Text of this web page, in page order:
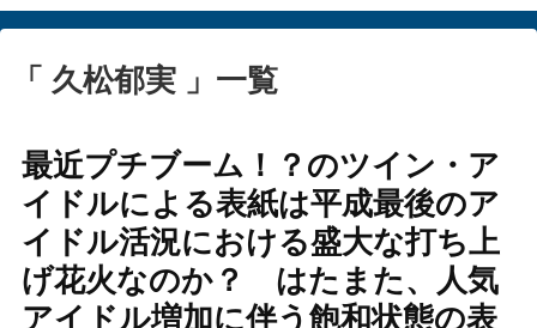
「 久松郁実 」一覧
最近プチブーム！？のツイン・ア
イドルによる表紙は平成最後のア
イドル活況における盛大な打ち上
げ花火なのか？ はたまた、人気
アイドル増加に伴う飽和状態の表